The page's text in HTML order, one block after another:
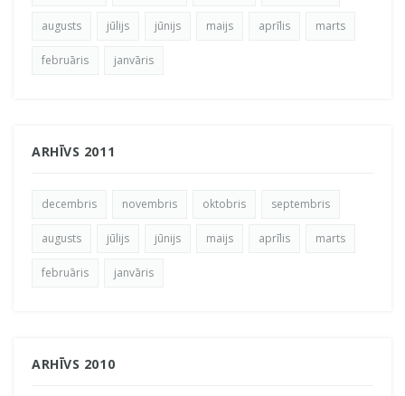
augusts jūlijs jūnijs maijs aprīlis marts
februāris janvāris
ARHĪVS 2011
decembris novembris oktobris septembris
augusts jūlijs jūnijs maijs aprīlis marts
februāris janvāris
ARHĪVS 2010